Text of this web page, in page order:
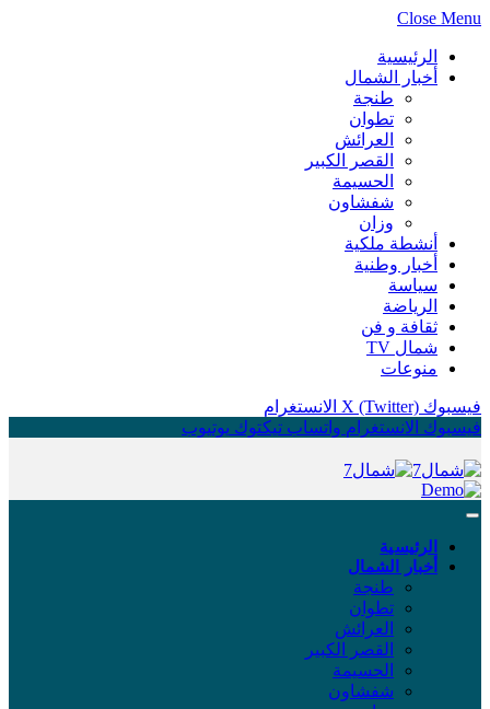
Close Menu
الرئيسية
أخبار الشمال
طنجة
تطوان
العرائش
القصر الكبير
الحسيمة
شفشاون
وزان
أنشطة ملكية
أخبار وطنية
سياسة
الرياضة
ثقافة و فن
شمال TV
منوعات
فيسبوك X (Twitter) الانستغرام
فيسبوك الانستغرام واتساب تيكتوك يوتيوب
الرئيسية
أخبار الشمال
طنجة
تطوان
العرائش
القصر الكبير
الحسيمة
شفشاون